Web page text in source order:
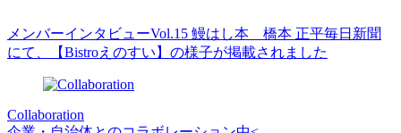
メンバーインタビューVol.15 鰻はし本 橋本 正平毎日新聞
にて、【Bistroえのすい】の様子が掲載されました
Collaboration